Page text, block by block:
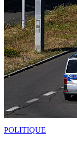
POLITIQUE